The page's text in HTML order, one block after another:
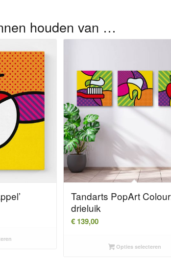
houden van …
Tandarts PopArt
drieluik
€139,00
Opties selecteren